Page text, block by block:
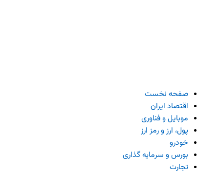
صفحه نخست
اقتصاد ایران
موبایل و فناوری
پول، ارز و رمز ارز
خودرو
بورس و سرمایه گذاری
تجارت